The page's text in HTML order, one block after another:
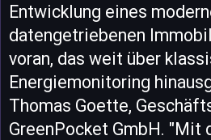
Entwicklung eines
datengetriebenen
voran, das weit über
Energiemonitoring
Thomas Goette,
GreenPocket GmbH. "Mit